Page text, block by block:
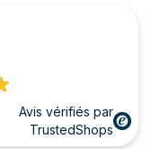
Avis vérifiés par
TrustedShops